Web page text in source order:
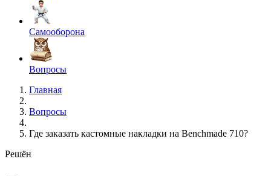
Самооборона
Вопросы
Главная
Вопросы
Где заказать кастомные накладки на Benchmade 710?
Решён